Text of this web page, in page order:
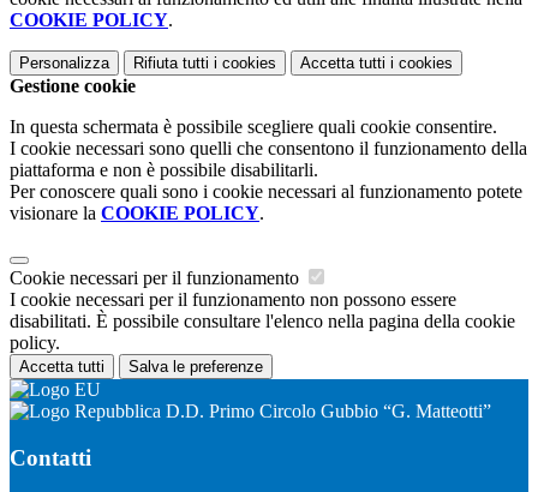
COOKIE POLICY.
Personalizza Rifiuta tutti i cookies Accetta tutti i cookies
Gestione cookie
In questa schermata è possibile scegliere quali cookie consentire.
I cookie necessari sono quelli che consentono il funzionamento della
piattaforma e non è possibile disabilitarli.
Per conoscere quali sono i cookie necessari al funzionamento potete
visionare la COOKIE POLICY.
Cookie necessari per il funzionamento
I cookie necessari per il funzionamento non possono essere
disabilitati. È possibile consultare l'elenco nella pagina della cookie
policy.
Accetta tutti Salva le preferenze
D.D. Primo Circolo Gubbio “G. Matteotti”
Contatti